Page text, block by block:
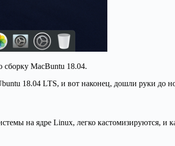
сборку MacBuntu 18.04.
18.04 LTS, и вот наконец, дошли руки до
на ядре Linux, легко кастомизируются, и